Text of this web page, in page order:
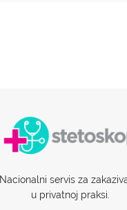
Nacionalni servis za
u privatnoj praksi.